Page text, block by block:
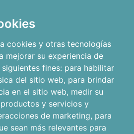
cookies y otras tecnologías
mejorar su experiencia de
fines: para habilitar
del sitio web, para brindar
en el sitio web, medir su
y servicios y
de marketing, para
sean más relevantes para